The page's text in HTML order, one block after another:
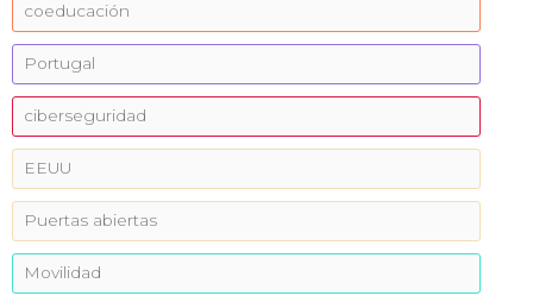
coeducación
Portugal
ciberseguridad
EEUU
Puertas abiertas
Movilidad